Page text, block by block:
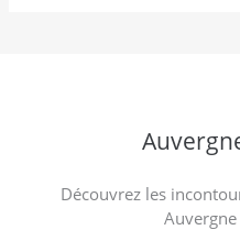
Découvrez les